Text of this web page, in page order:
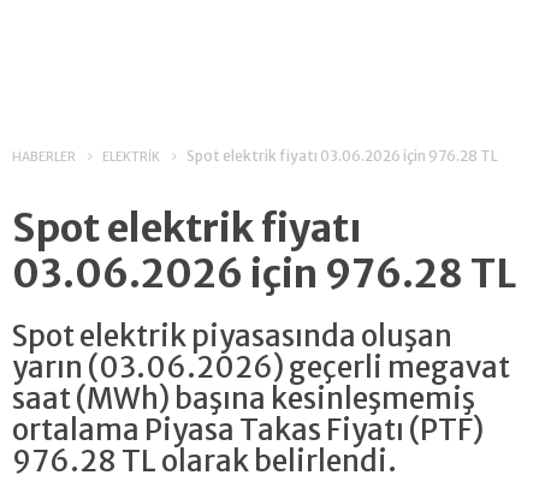
HABERLER ELEKTRİK Spot elektrik fiyatı 03.06.2026 için 976.28 TL
Spot elektrik fiyatı
03.06.2026 için 976.28 TL
Spot elektrik piyasasında oluşan
yarın (03.06.2026) geçerli megavat
saat (MWh) başına kesinleşmemiş
ortalama Piyasa Takas Fiyatı (PTF)
976.28 TL olarak belirlendi.